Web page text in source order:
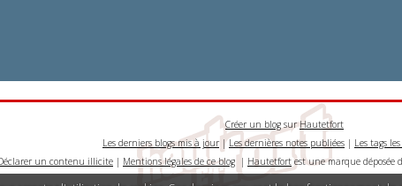
Créer un blog surHautetfort
Les derniers blogs mis à jour|Les dernières notes publiées | Les tags
un contenu illicite | Mentions légales de ce blog | Hautetfortest une marque déposée